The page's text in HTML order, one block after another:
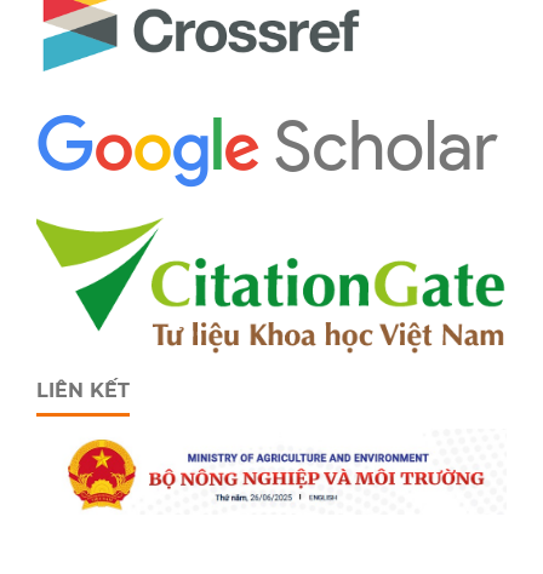
LIÊN KẾT